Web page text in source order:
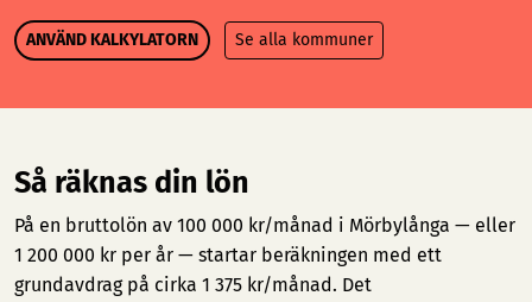
ANVÄND KALKYLATORN Se alla kommuner
Så räknas din lön
På en bruttolön av 100 000 kr/månad i Mörbylånga — eller
1 200 000 kr per år — startar beräkningen med ett
grundavdrag på cirka 1 375 kr/månad. Det